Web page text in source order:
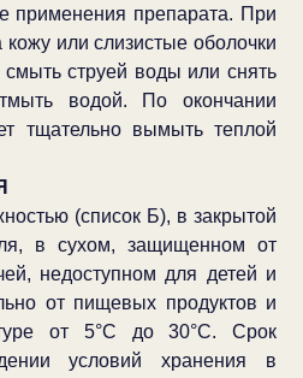
применения препарата. При
или слизистые оболочки
смыть струей воды или снять
водой. По окончании
тщательно вымыть теплой
(список Б), в закрытой
в сухом, защищенном от
недоступном для детей и
от пищевых продуктов и
от 5°С до 30°С. Срок
условий хранения в